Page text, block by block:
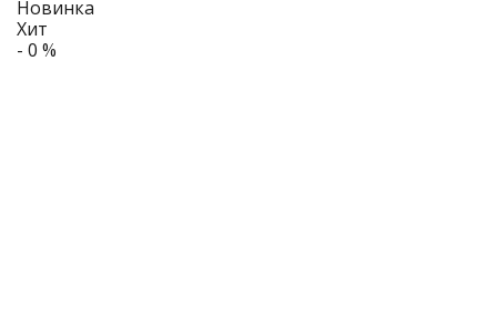
Новинка
Хит
- 0 %